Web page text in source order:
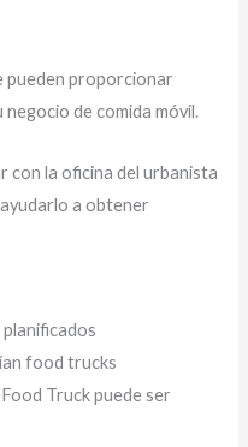
pueden proporcionar
de comida móvil.
con la oficina del urbanista
a obtener
food trucks
Truck puede ser